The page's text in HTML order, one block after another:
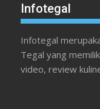
Infotegal
Infotegal
Tegal yang
video, review